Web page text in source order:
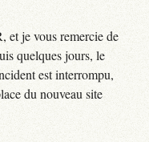
et je vous remercie de
quelques jours, le
est interrompu,
du nouveau site